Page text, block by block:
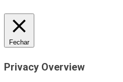
Fechar
Privacy Overview